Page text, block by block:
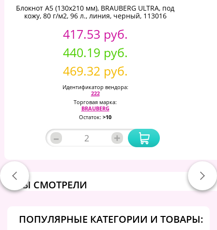
Блокнот А5 (130х210 мм), BRAUBERG ULTRA, под
кожу, 80 г/м2, 96 л., линия, черный, 113016
417.53 руб.
440.19 руб.
469.32 руб.
Идентификатор вендора:
222
Торговая марка:
BRAUBERG
Остаток: >10
– +
ВЫ СМОТРЕЛИ
ПОПУЛЯРНЫЕ КАТЕГОРИИ И ТОВАРЫ: